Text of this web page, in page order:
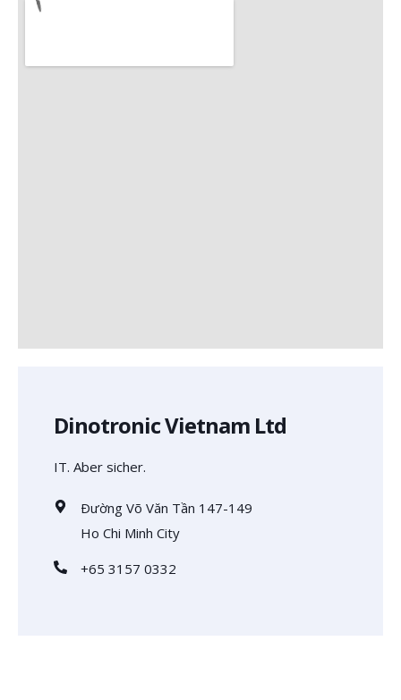
Dinotronic Vietnam Ltd
IT. Aber sicher.
Đường Võ Văn Tần 147-149
Ho Chi Minh City
+65 3157 0332